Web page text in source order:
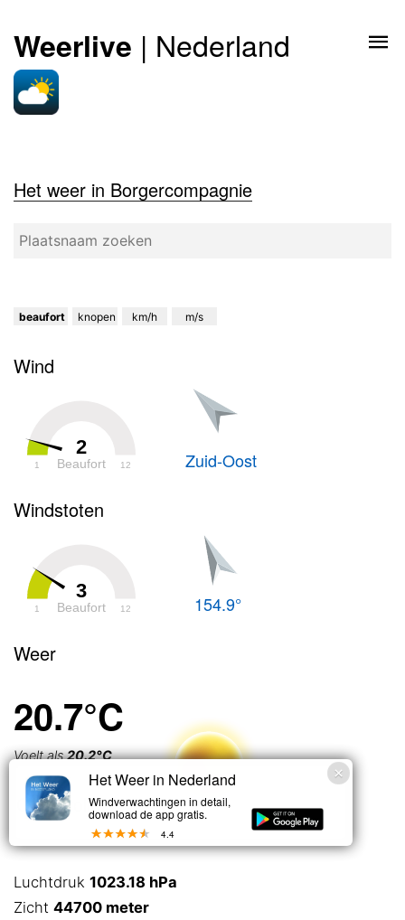
Weerlive | Nederland
Het weer in Borgercompagnie
beaufort knopen km/h m/s
Wind
2
Beaufort
1 12 Zuid-Oost
Windstoten
3
Beaufort
1 12 154.9°
Weer
20.7°C
Voelt als20.2°C
Onbewolkt
Luchtdruk 1023.18 hPa
Zicht 44700 meter
Het Weer in Nederland
Windverwachtingen in detail,
download de app gratis.
4.4